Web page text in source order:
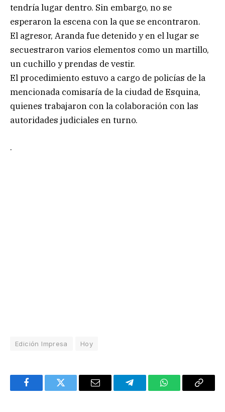
tendría lugar dentro. Sin embargo, no se
esperaron la escena con la que se encontraron.
El agresor, Aranda fue detenido y en el lugar se
secuestraron varios elementos como un martillo,
un cuchillo y prendas de vestir.
El procedimiento estuvo a cargo de policías de la
mencionada comisaría de la ciudad de Esquina,
quienes trabajaron con la colaboración con las
autoridades judiciales en turno.
.
Edición Impresa Hoy
FacebookTwitter Email TelegramWhatsAppCopy